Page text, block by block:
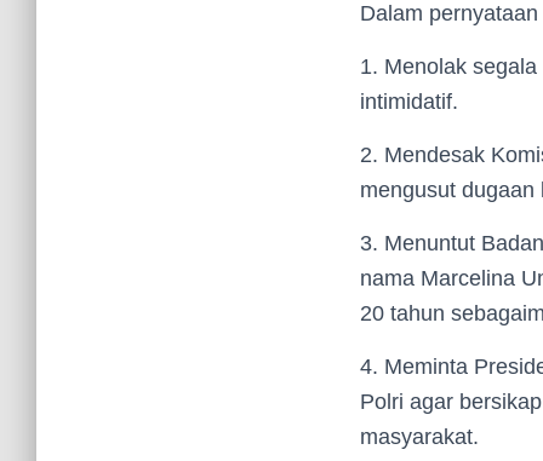
Dalam
1. Menolak
intimidatif.
2. Mendesak
mengusut
3. Menuntut
nama Marcelina
20 tahun
4. Meminta
Polri agar
masyarakat.